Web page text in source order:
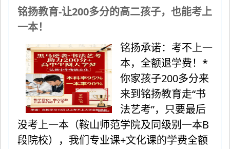
铭扬教育-让200多分的高二孩子，也能考上
一本！
铭扬承诺：考不上一
本，全额退学费！*
你家孩子200多分来
来到铭扬教育走“书
法艺考”，只要最后
没考上一本（鞍山师范学院及同级别一本B
段院校），我们专业课+文化课的学费全额